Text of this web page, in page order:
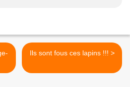
Ils sont fous ces lapins !!! >